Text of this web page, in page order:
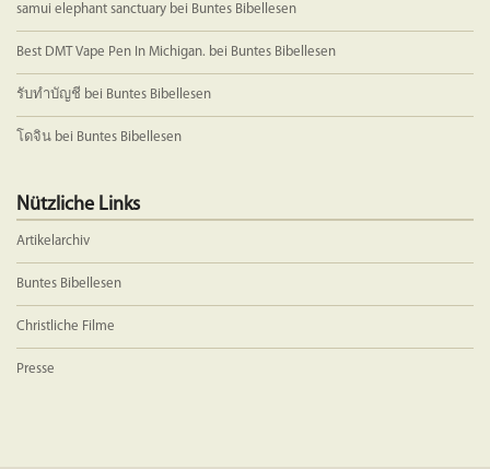
samui elephant sanctuary bei Buntes Bibellesen
Best DMT Vape Pen In Michigan. bei Buntes Bibellesen
รับทำบัญชี bei Buntes Bibellesen
โดจิน bei Buntes Bibellesen
Nützliche Links
Artikelarchiv
Buntes Bibellesen
Christliche Filme
Presse